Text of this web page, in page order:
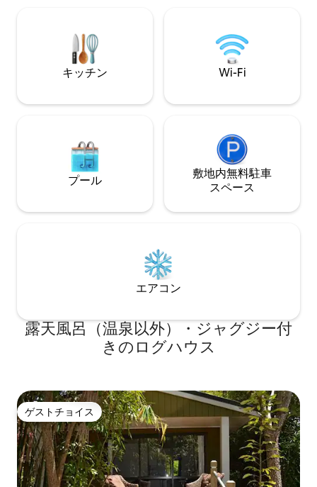
トナーや親友との
しょう（マットレ
ム＆本、スクリー
キッチン Wi-Fi
プール
敷地内無料駐⁠車
ス⁠ペ⁠ー⁠ス
エアコン
露天風呂（温泉以外）・ジャグジー付
きのログハウス
ゲストチョイス
ゲストチョイス